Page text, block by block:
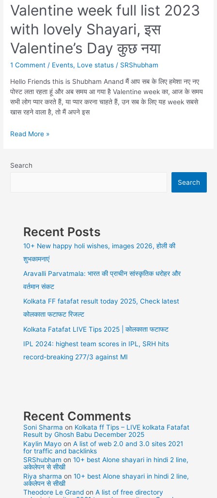
Valentine week full list 2023
with lovely Shayari, इस
Valentine’s Day कुछ नया
1 Comment / Events, Love status / SRShubham
Hello Friends this is Shubham Anand मैं आप सब के लिए हमेशा नए नए
पोस्ट लता रहता हूं और अब समय आ गया है Valentine week का, आज के समय
सभी लोग प्यार करते हैं, या प्यार करना चाहते हैं, उन सब के लिए यह week सबसे
खास रहने वाला है, तो मैं अपने इस
Valentine
list
Read More »
Search
Search
Recent Posts
10+ New happy holi wishes, images 2026, होली की
शुभकामनाएं
Aravalli Parvatmala: भारत की प्राचीन सांस्कृतिक धरोहर और
वर्तमान संकट
Kolkata FF fatafat result today 2025, Check latest
कोलकाता फटाफट रिजल्ट
Kolkata Fatafat LIVE Tips 2025 | कोलकाता फटाफट
IPL 2024: highest team scores in IPL, SRH hits
record-breaking 277/3 against MI
Recent Comments
Soni Sharma on Kolkata ff Tips – LIVE kolkata Fatafat
Result by Ghosh Babu December 2025
Kaylin Mayo onA list of web 2.0 and 3.0 sites 2021
for traffic and backlinks
SRShubham on10+ best Alone shayari in hindi 2 line,
अकेलेपन से सीखी
Riya sharma on10+ best Alone shayari in hindi 2 line,
अकेलेपन से सीखी
Theodore Le Grand onA list of free directory